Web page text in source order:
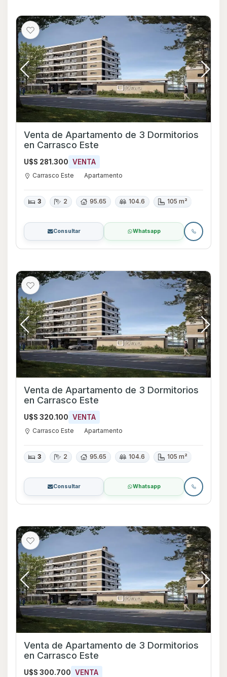
Venta de Apartamento de 3 Dormitorios
en Carrasco Este
U$S 281.300 VENTA
Carrasco Este Apartamento
3 2 95.65 104.6 105 m²
Consultar Whatsapp
Venta de Apartamento de 3 Dormitorios
en Carrasco Este
U$S 320.100 VENTA
Carrasco Este Apartamento
3 2 95.65 104.6 105 m²
Consultar Whatsapp
Venta de Apartamento de 3 Dormitorios
en Carrasco Este
U$S 300.700 VENTA